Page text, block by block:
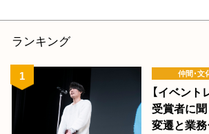
送
り
ー
ジ
ジ
ランキング
仲間･文
【イベント
受賞者に
変遷と業